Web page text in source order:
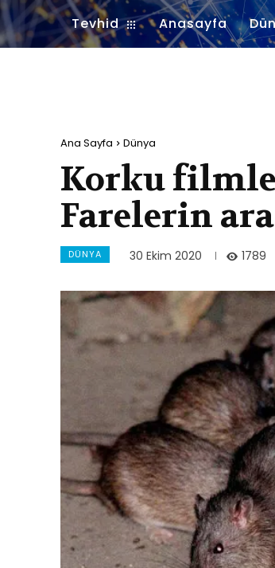
Tevhid Anasayfa
Ana Sayfa Dünya
Korku
Farelerin
DÜNYA 30 Ekim 2020 1789